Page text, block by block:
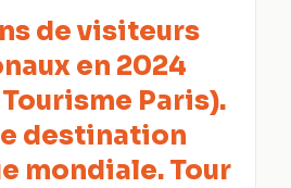
de visiteurs
en 2024
Paris).
destination
mondiale. Tour